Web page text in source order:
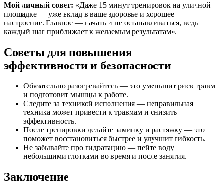
Мой личный совет: «Даже 15 минут тренировок на уличной
площадке — уже вклад в ваше здоровье и хорошее
настроение. Главное — начать и не останавливаться, ведь
каждый шаг приближает к желаемым результатам».
Советы для повышения
эффективности и безопасности
Обязательно разогревайтесь — это уменьшит риск травм
и подготовит мышцы к работе.
Следите за техникой исполнения — неправильная
техника может привести к травмам и снизить
эффективность.
После тренировки делайте заминку и растяжку — это
поможет восстановиться быстрее и улучшит гибкость.
Не забывайте про гидратацию — пейте воду
небольшими глотками во время и после занятия.
Заключение